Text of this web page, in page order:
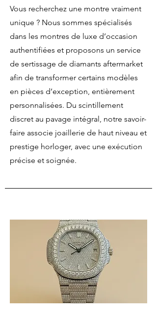
Vous recherchez une montre vraiment
unique ? Nous sommes spécialisés
dans les montres de luxe d’occasion
authentifiées et proposons un service
de sertissage de diamants aftermarket
afin de transformer certains modèles
en pièces d’exception, entièrement
personnalisées. Du scintillement
discret au pavage intégral, notre savoir-
faire associe joaillerie de haut niveau et
prestige horloger, avec une exécution
précise et soignée.